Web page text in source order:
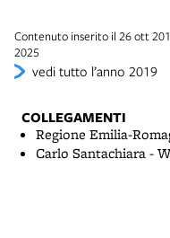
Contenuto inserito il 26 ott
2025
vedi tutto l’anno 2019
COLLEGAMENTI
Regione Emilia-
Carlo Santachiara -